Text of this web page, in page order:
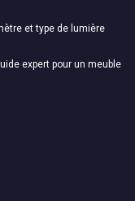
et type de lumière
expert pour un meuble